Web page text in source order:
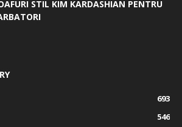
STIL KIM KARDASHIAN PENTRU
693
546